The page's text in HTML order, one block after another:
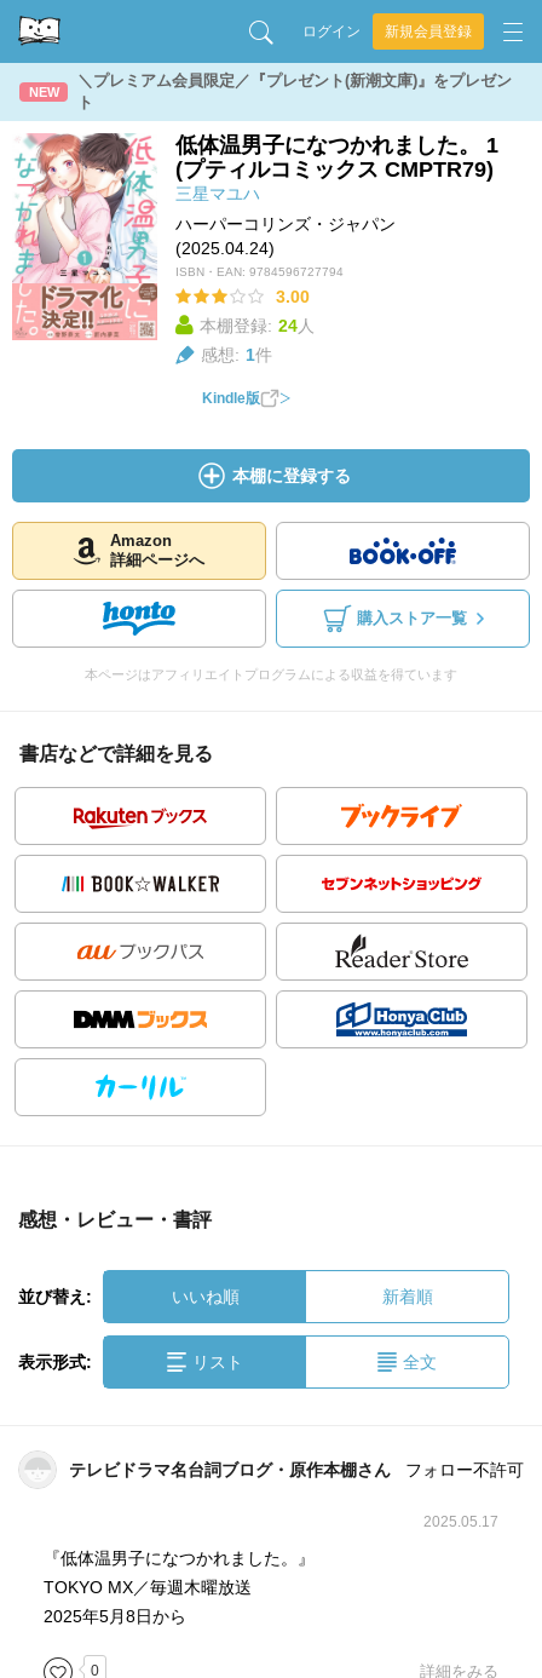
ログイン 新規会員登録
NEW
＼プレミアム会員限定／『プレゼント(新潮文庫)』をプレゼン
ト
低体温男子になつかれました。 1
(プティルコミックス CMPTR79)
三星マユハ
ハーパーコリンズ・ジャパン
(2025.04.24)
ISBN・EAN: 9784596727794
3.00
本棚登録: 24人
感想: 1件
Kindle版
本棚に登録する
Amazon
詳細ページへ
購入ストア一覧
本ページはアフィリエイトプログラムによる収益を得ています
書店などで詳細を見る
感想・レビュー・書評
並び替え: いいね順 新着順
表示形式: リスト 全文
テレビドラマ名台詞ブログ・原作本棚さん フォロー不許可
2025.05.17
『低体温男子になつかれました。』
TOKYO MX／毎週木曜放送
2025年5月8日から
0 詳細をみる